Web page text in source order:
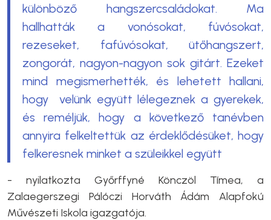
különböző hangszercsaládokat. Ma
hallhatták a vonósokat, fúvósokat,
rezeseket, fafúvósokat, ütőhangszert,
zongorát, nagyon-nagyon sok gitárt. Ezeket
mind megismerhették, és lehetett hallani,
hogy velünk együtt lélegeznek a gyerekek,
és reméljük, hogy a következő tanévben
annyira felkeltettük az érdeklődésüket, hogy
felkeresnek minket a szüleikkel együtt
- nyilatkozta Győrffyné Könczöl Tímea, a
Zalaegerszegi Pálóczi Horváth Ádám Alapfokú
Művészeti Iskola igazgatója.